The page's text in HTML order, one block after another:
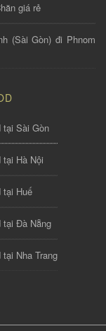
giá rẻ
(Sài Gòn) đi Phnom
tại Sài Gòn
tại Hà Nội
tại Huế
tại Đà Nẵng
Nha Trang